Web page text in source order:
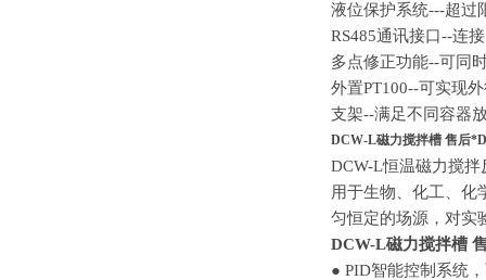
液位保护系统---超过
RS485通讯接口--连
多点修正功能--可同
外置PT100--可实现
支架--满足不同容器
DCW-L磁力搅拌槽 售后
DCW-L恒温磁力搅拌
用于生物、化工、化
匀恒定的场源，对实
DCW-L磁力搅拌槽
● PID智能控制系统